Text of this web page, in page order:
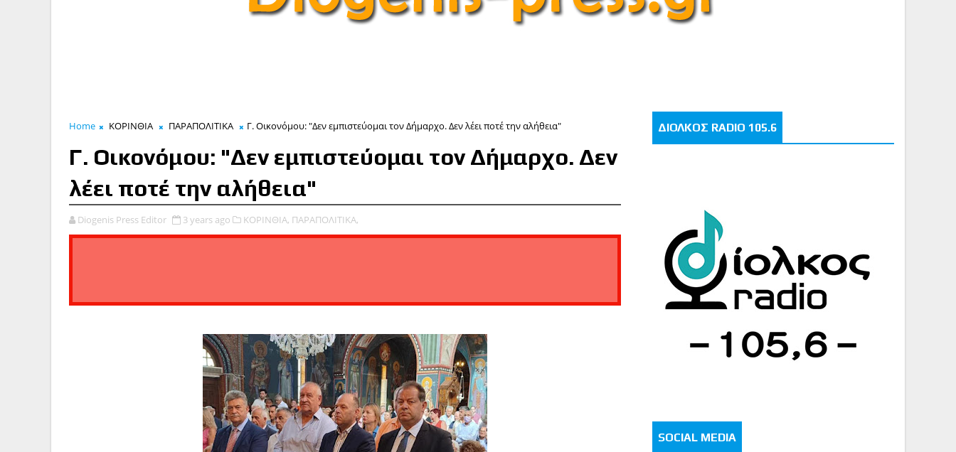
Home ΚΟΡΙΝΘΙΑ ΠΑΡΑΠΟΛΙΤΙΚΑ Γ. Οικονόμου: "Δεν εμπιστεύομαι τον Δήμαρχο. Δεν λέει ποτέ την αλήθεια"
Γ. Οικονόμου: "Δεν εμπιστεύομαι τον Δήμαρχο. Δεν
λέει ποτέ την αλήθεια"
Diogenis Press Editor 3 years ago ΚΟΡΙΝΘΙΑ, ΠΑΡΑΠΟΛΙΤΙΚΑ,
ΔΙΟΛΚΟΣ RADIO 105.6
SOCIAL MEDIA